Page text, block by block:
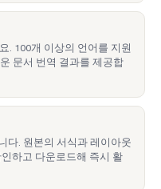
. 100개 이상의 언어를 지원
문서 번역 결과를 제공합
다. 원본의 서식과 레이아웃
하고 다운로드해 즉시 활